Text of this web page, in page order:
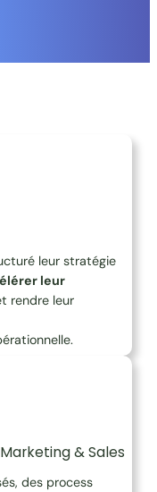
leur stratégie
leur
rendre leur
& Sales
des process